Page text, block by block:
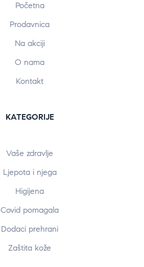
Početna
Prodavnica
Na akciji
O nama
Kontakt
KATEGORIJE
Vaše zdravlje
Ljepota i njega
Higijena
Covid pomagala
Dodaci prehrani
Zaštita kože